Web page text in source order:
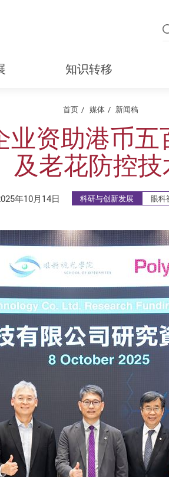
知识转移
首页 媒体 新闻稿
资助港币
及老花防控技
年10月14日 科研与创新发展 眼科